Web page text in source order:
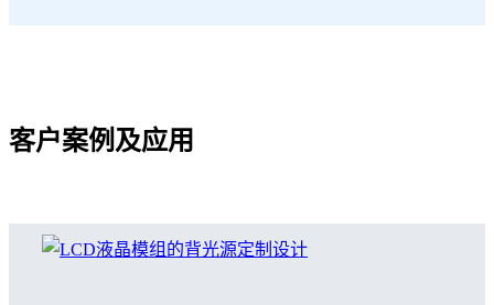
客户案例及应用